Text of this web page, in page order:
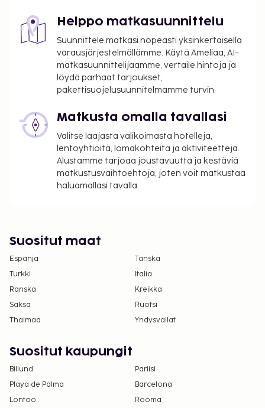
pankkisiirrolla Argentiinan ulkopuolelta ja jotka
esittävät voimassa olevan passin tai
henkilöllisyystodistuksen sekä Argentiinan
maahanmuuttoviranomaisten antaman
maahantulomerkinnän osoittaakseen, että he
eivät ole Argentiinan asukkaita. Tämä poikkeus
aamiaisen sisältävät varaukset.
Tässä on mainittu kaikki majoituspaikan meille
ilmoittamat maksut.
Kausiluontoinen uima-allas on käytettävissä
joulukuusta helmikuuhun.
Helppo matkasuunnittelu
Suunnittele matkasi nopeasti yksinkertaisella
varausjärjestelmällämme. Käytä Ameliaa, AI-
matkasuunnittelijaamme, vertaile hintoja ja
löydä parhaat tarjoukset,
pakettisuojelusuunnitelmamme turvin.
Matkusta omalla tavallasi
Valitse laajasta valikoimasta hotelleja,
lentoyhtiöitä, lomakohteita ja aktiviteetteja.
Alustamme tarjoaa joustavuutta ja kestäviä
matkustusvaihtoehtoja, joten voit matkustaa
haluamallasi tavalla.
Suositut maat
Espanja
Tanska
Turkki
Italia
Ranska
Kreikka
Saksa
Ruotsi
Thaimaa
Yhdysvallat
Suositut kaupungit
Billund
Pariisi
Playa de Palma
Barcelona
Lontoo
Rooma